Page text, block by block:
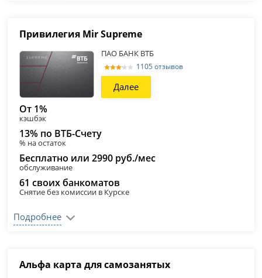
Привилегия Mir Supreme
ПАО БАНК ВТБ
1105 отзывов
Далее
От 1%
кэшбэк
13% по ВТБ-Счету
% на остаток
Бесплатно или 2990 руб./мес
обслуживание
61 своих банкоматов
Снятие без комиссии в Курске
Подробнее
Альфа карта для самозанятых